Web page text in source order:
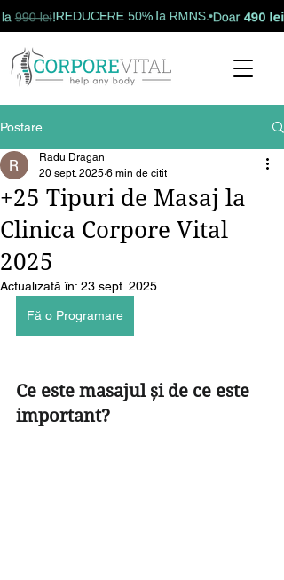
Postare
+25 Tipuri de Masaj la
Clinica Corpore Vital
2025
Radu Dragan
20 sept. 2025 6 min de citit
Actualizată în: 23 sept. 2025
Fă o Programare
Ce este masajul și de ce este
important?
!REDUCERE 50% la RMNS. Doar490 leiredus